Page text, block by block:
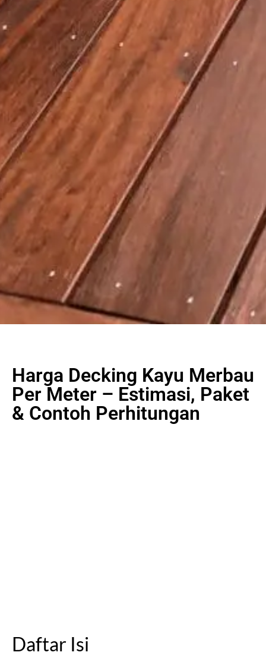
Harga Decking Kayu Merbau
Per Meter – Estimasi, Paket
& Contoh Perhitungan
Daftar Isi